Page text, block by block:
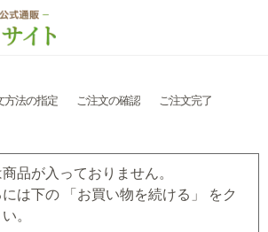
方法の指定 ご注文の確認 ご注文完了
品が入っておりません。
は下の 「お買い物を続ける」 をク
。